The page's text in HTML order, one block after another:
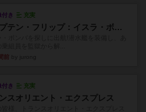
付き 充実
キャプテン・フリップ：イスラ・ボンバ
前
付き 充実
ンスオリエント・エクスプレス